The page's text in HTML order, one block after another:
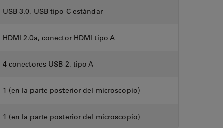
USB 3.0, USB tipo C estándar
HDMI 2.0a, conector HDMI tipo A
4 conectores USB 2, tipo A
1 (en la parte posterior del microscopio)
1 (en la parte posterior del microscopio)